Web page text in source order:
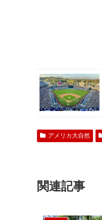
アメリカ大自然
関連記事